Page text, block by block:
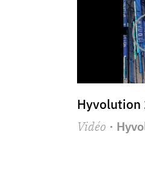
Hyvolution
Vidéo ·